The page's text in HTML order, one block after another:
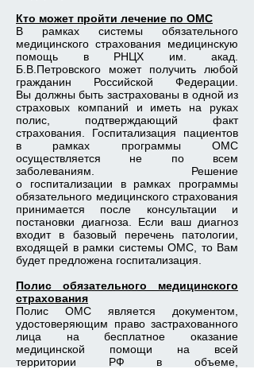
Кто может пройти лечение по ОМС
В рамках системы обязательного
медицинского страхования медицинскую
помощь в РНЦХ им. акад.
Б.В.Петровского может получить любой
гражданин Российской Федерации.
Вы должны быть застрахованы в одной из
страховых компаний и иметь на руках
полис, подтверждающий факт
страхования. Госпитализация пациентов
в рамках программы ОМС
осуществляется не по всем
заболеваниям. Решение
о госпитализации в рамках программы
обязательного медицинского страхования
принимается после консультации и
постановки диагноза. Если ваш диагноз
входит в базовый перечень патологии,
входящей в рамки системы ОМС, то Вам
будет предложена госпитализация.
Полис обязательного медицинского
страхования
Полис ОМС является документом,
удостоверяющим право застрахованного
лица на бесплатное оказание
медицинской помощи на всей
территории РФ в объеме,